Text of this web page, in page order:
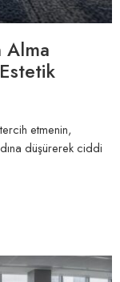
Alma
etmenin,
düşürerek ciddi